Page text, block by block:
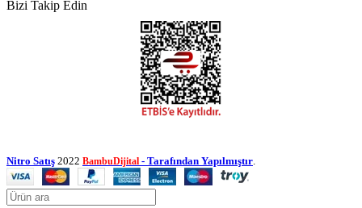
Bizi Takip Edin
Nitro Satış 2022 BambuDijital - Tarafından Yapılmıştır.